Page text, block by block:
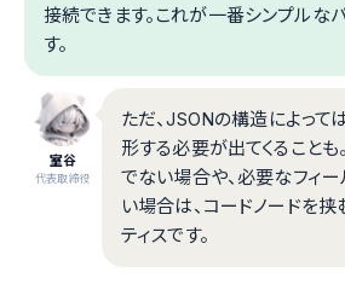
接続できます。これが一番シンプルな
す。
室谷
代表取締役
ただ、JSONの構造によって
形する必要が出てくることも
でない場合や、必要なフィ
い場合は、コードノードを
ティスです。